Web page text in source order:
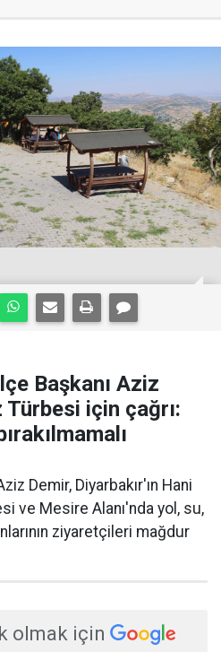
Başkanı Aziz
için çağrı:
Demir, Diyarbakır'ın Hani
ve Mesire Alanı'nda yol, su,
ziyaretçileri mağdur
olmak için